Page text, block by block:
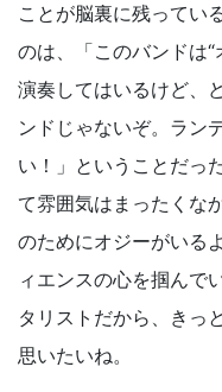
ことが脳裏に残ってい
のは、「このバンドは
演奏してはいるけど、
ンドじゃないぞ。ラン
い！」ということだっ
て雰囲気はまったくな
のためにオジーがいる
ィエンスの心を掴んで
タリストだから、きっ
思いたいね。